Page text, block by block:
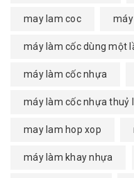
may lam coc
máy làm cốc dùng một
máy làm cốc nhựa
máy làm cốc nhựa thuỷ
may lam hop xop
máy làm khay nhựa